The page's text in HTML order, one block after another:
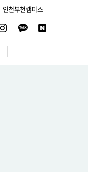
인천부천캠퍼스
: 8월 8일